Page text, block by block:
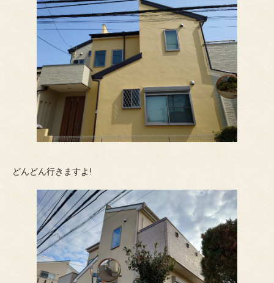
どんどん行きますよ!